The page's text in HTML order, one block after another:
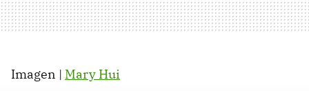
Imagen | Mary Hui